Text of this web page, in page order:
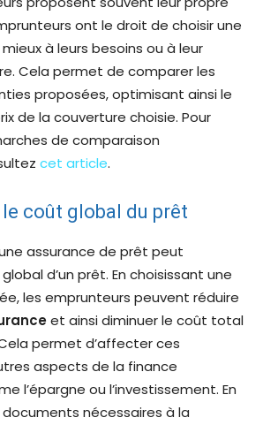
ont le droit de choisir une
à leurs besoins ou à leur
Cela permet de comparer les
proposées, optimisant ainsi le
de la couverture choisie. Pour
de comparaison
cet article.
coût global du prêt
assurance de prêt peut
d’un prêt. En choisissant une
les emprunteurs peuvent réduire
et ainsi diminuer le coût total
permet d’affecter ces
aspects de la finance
l’épargne ou l’investissement. En
documents nécessaires à la